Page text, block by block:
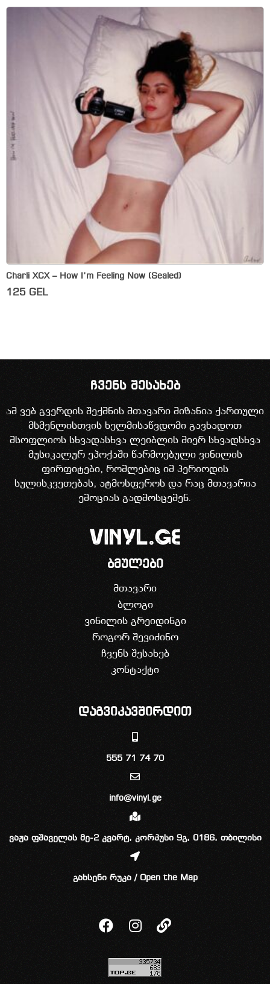
Charli XCX – How I’m Feeling Now (Sealed)
125 GEL
ჩვენს შესახებ
ამ ვებ გვერდის შექმნის მთავარი მიზანია ქართული
მსმენლისთვის ხელმისაწვდომი გავხადოთ
მსოფლიოს სხვადასხვა ლეიბლის მიერ სხვადსხვა
მუსიკალურ ეპოქაში წარმოებული ვინილის
ფირფიტები, რომლებიც იმ პერიოდის
სულისკვეთებას, ატმოსფეროს და რაც მთავარია
ემოციას გადმოსცემენ.
ბმულები
მთავარი
ბლოგი
ვინილის გრეიდინგი
როგორ შევიძინო
ჩვენს შესახებ
კონტაქტი
დაგვიკავშირდით
555 71 74 70
info@vinyl.ge
ვაჟა ფშაველას მე-2 კვარტ, კორპუსი 9გ, 0186, თბილისი
გახსენი რუკა / Open the Map